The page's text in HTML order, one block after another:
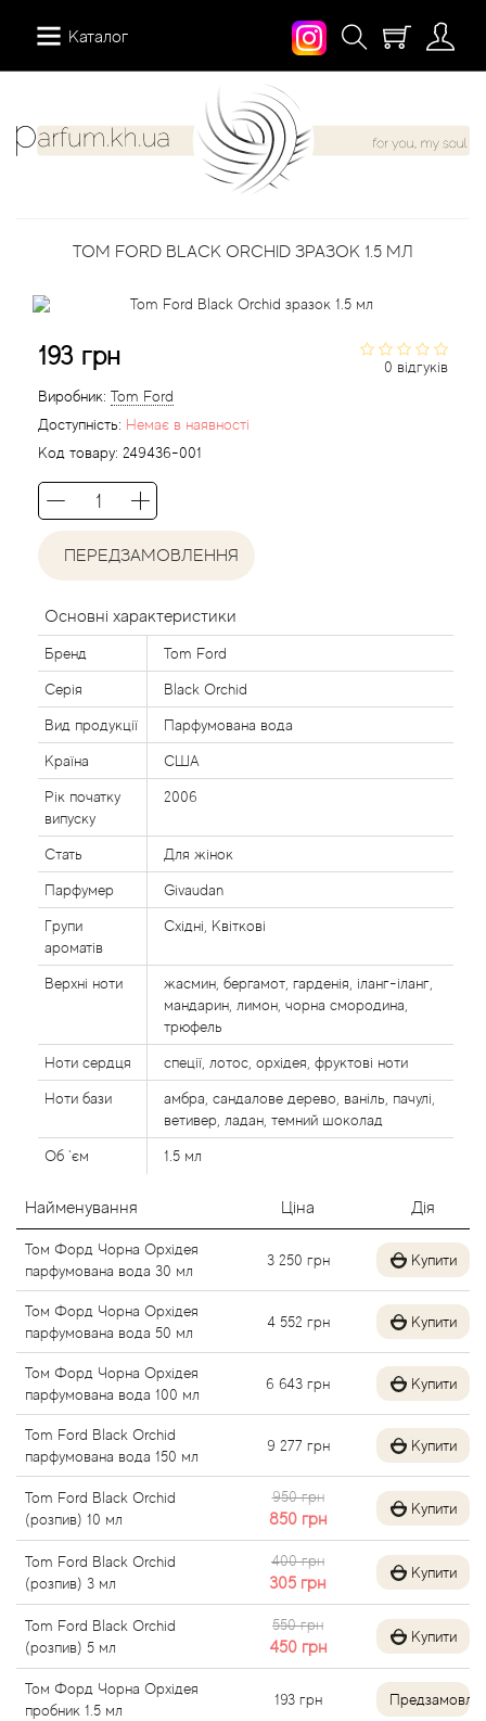
Каталог
TOM FORD BLACK ORCHID ЗРАЗОК 1.5 МЛ
0 відгуків
193 грн
Виробник: Tom Ford
Доступність: Немає в наявності
Код товару: 249436-001
ПЕРЕДЗАМОВЛЕННЯ
Основні характеристики
Бренд Tom Ford
Серія Black Orchid
Вид продукції Парфумована вода
Країна США
Рік початку
випуску
2006
Стать Для жінок
Парфумер Givaudan
Групи
ароматів
Східні, Квіткові
Верхні ноти
жасмин, бергамот, гарденія, іланг-іланг,
мандарин, лимон, чорна смородина,
трюфель
Ноти сердця спеції, лотос, орхідея, фруктові ноти
Ноти бази
амбра, сандалове дерево, ваніль, пачулі,
ветивер, ладан, темний шоколад
Об `єм 1.5 мл
Найменування Ціна Дія
Том Форд Чорна Орхідея
парфумована вода 30 мл
3 250 грн Купити
Том Форд Чорна Орхідея
парфумована вода 50 мл
4 552 грн Купити
Том Форд Чорна Орхідея
парфумована вода 100 мл
6 643 грн Купити
Tom Ford Black Orchid
парфумована вода 150 мл
9 277 грн Купити
Tom Ford Black Orchid
(розпив) 10 мл
950 грн
850 грн
Купити
Tom Ford Black Orchid
(розпив) 3 мл
400 грн
305 грн
Купити
Tom Ford Black Orchid
(розпив) 5 мл
550 грн
450 грн
Купити
Том Форд Чорна Орхідея
пробник 1.5 мл
193 грн
12 Parfumeurs Francais
Absolument Parfumeur
Acca Kappa
Acqua di Parma
Adidas
Aedes de Venustas
Aerin Lauder
Affinessence
Afnan
Agatha Ruiz de la Prada
Agent Provocateur
Agonist
Aigner
Aj Arabia (Widian)
Ajmal
Al Haramain
Al Jazeera
Alaia Paris
Alexander McQueen
Alexandre J
Alfred Dunhill
Alyson Oldoini
Alyssa Ashley
Про нас
Контакти
Cтатті
Мій аккаунт